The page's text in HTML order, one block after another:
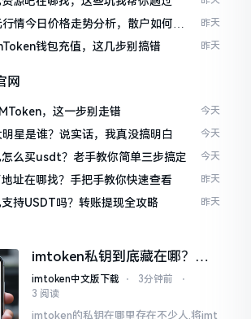
情今日价格走势分析，散户如何避
牢
昨天
钱包充值，这几步别搞错 昨天
网
，这一步别走错 今天
明星是谁？说实话，我真没搞明白 今天
么买usdt？老手教你简单三步搞定 今天
址在哪找？手把手教你快速查看 昨天
持USDT吗？转账提现全攻略 昨天
imtoken私钥到底藏在哪？别
慌，找对地方才安心
imtoken中文版下载 ⋅ 3分钟前
⋅
3 阅读
imtoken的私钥在哪里存在不少人,将imt